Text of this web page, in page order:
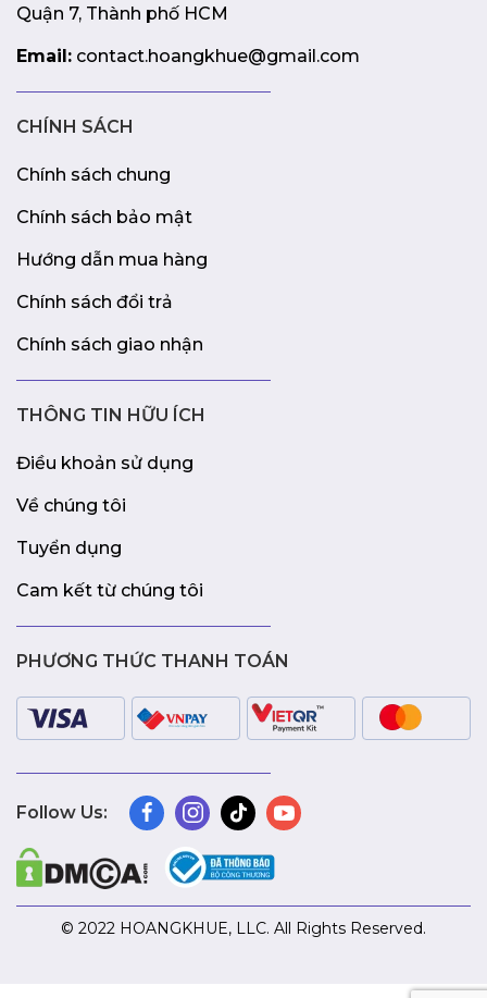
Quận 7, Thành phố HCM
Email: contact.hoangkhue@gmail.com
CHÍNH SÁCH
Chính sách chung
Chính sách bảo mật
Hướng dẫn mua hàng
Chính sách đổi trả
Chính sách giao nhận
THÔNG TIN HỮU ÍCH
Điều khoản sử dụng
Về chúng tôi
Tuyển dụng
Cam kết từ chúng tôi
PHƯƠNG THỨC THANH TOÁN
Follow Us:
© 2022 HOANGKHUE, LLC. All Rights Reserved.